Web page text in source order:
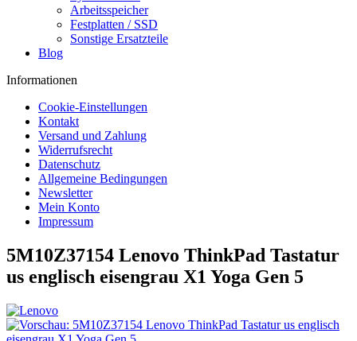
Arbeitsspeicher
Festplatten / SSD
Sonstige Ersatzteile
Blog
Informationen
Cookie-Einstellungen
Kontakt
Versand und Zahlung
Widerrufsrecht
Datenschutz
Allgemeine Bedingungen
Newsletter
Mein Konto
Impressum
5M10Z37154 Lenovo ThinkPad Tastatur
us englisch eisengrau X1 Yoga Gen 5